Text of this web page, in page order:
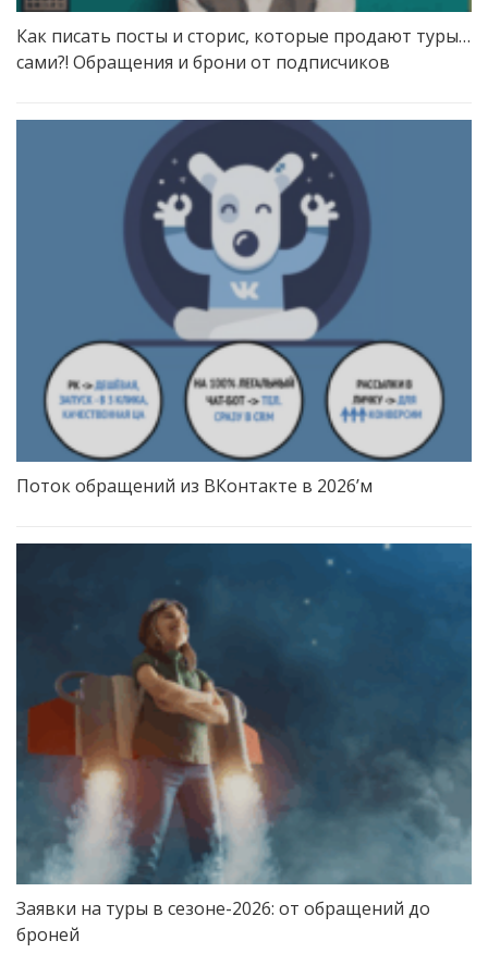
Как писать посты и сторис, которые продают туры…
сами?! Обращения и брони от подписчиков
Поток обращений из ВКонтакте в 2026’м
Заявки на туры в сезоне-2026: от обращений до
броней